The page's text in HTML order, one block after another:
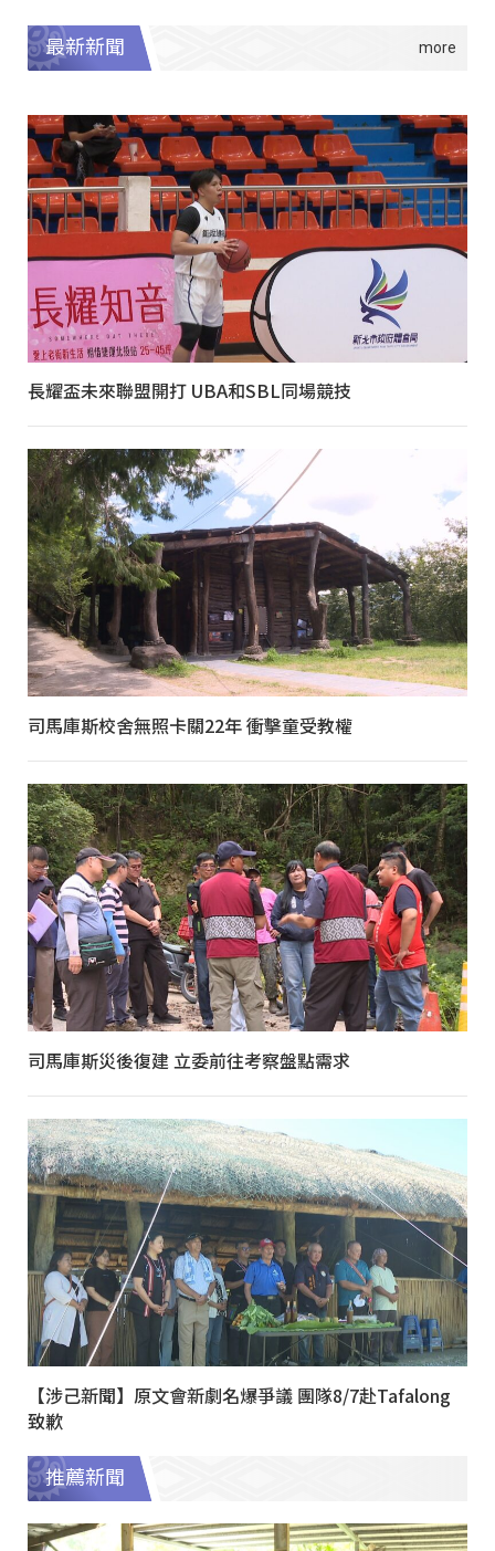
最新新聞
長耀盃未來聯盟開打 UBA和SBL同場競技
司馬庫斯校舍無照卡關22年 衝擊童受教權
司馬庫斯災後復建 立委前往考察盤點需求
【涉己新聞】原文會新劇名爆爭議 團隊8/7赴Tafalong
致歉
推薦新聞